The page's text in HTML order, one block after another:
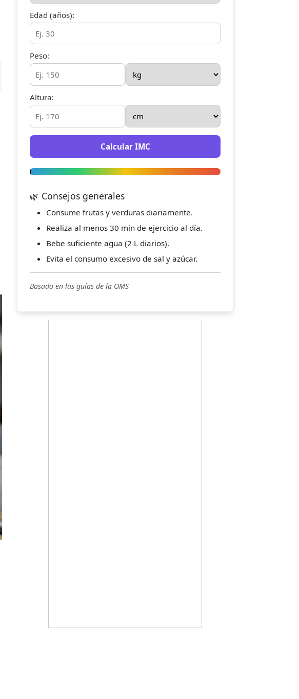
Edad (años):
Peso:
Altura:
Calcular IMC
🌿 Consejos generales
Consume frutas y verduras diariamente.
Realiza al menos 30 min de ejercicio al día.
Bebe suficiente agua (2 L diarios).
Evita el consumo excesivo de sal y azúcar.
Basado en las guías de la OMS